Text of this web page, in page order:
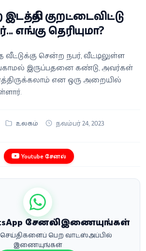
இடத்தில் குறட்டைவிட்டு
எங்கு தெரியுமா?
வீட்டுக்கு சென்ற நபர், வீட்டிலுள்ள
இருப்பதனை கண்டு, அவர்கள்
என ஒரு அறையில்
உலகம் நவம்பர் 24, 2023
Youtube சேனல்
சேனலில் இணையுங்கள்
செய்திகளைப் பெற வாட்ஸ்அப்பில்
இணையுங்கள்